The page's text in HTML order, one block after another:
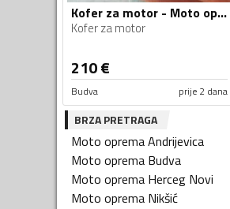
Kofer za motor - Moto oprema
Kofer za motor
210€
Budva prije 2 dana
BRZA PRETRAGA
Moto opremaAndrijevica
Moto oprema Budva
Moto oprema Herceg Novi
Moto oprema Nikšić